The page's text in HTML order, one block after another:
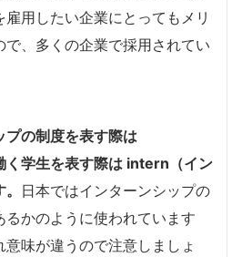
用したい企業にとってもメリ
で、多くの企業で採用されてい
プの制度を表す際は
学生を表す際は intern（イン
日本ではインターンシップの
かのように使われています
味が違うので注意しましょ